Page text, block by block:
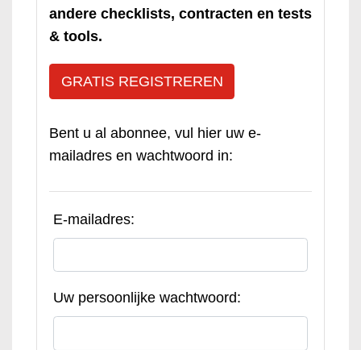
andere checklists, contracten en tests
& tools.
GRATIS REGISTREREN
Bent u al abonnee, vul hier uw e-
mailadres en wachtwoord in:
E-mailadres:
Uw persoonlijke wachtwoord: